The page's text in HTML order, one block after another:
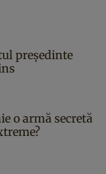
președinte
o armă secretă